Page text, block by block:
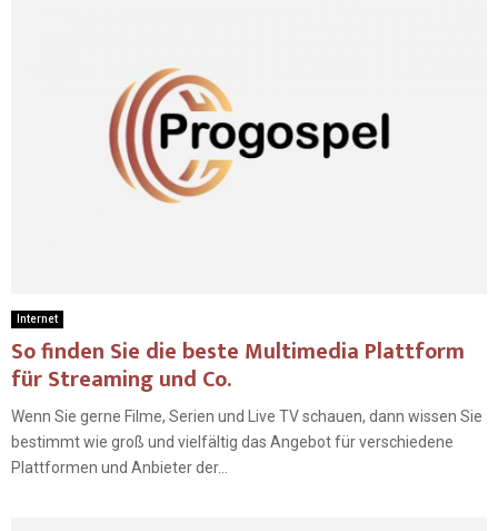
Internet
So finden Sie die beste Multimedia Plattform
für Streaming und Co.
Wenn Sie gerne Filme, Serien und Live TV schauen, dann wissen Sie
bestimmt wie groß und vielfältig das Angebot für verschiedene
Plattformen und Anbieter der...